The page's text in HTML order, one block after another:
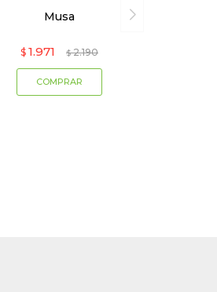
Musa
$ 1.971 $ 2.190